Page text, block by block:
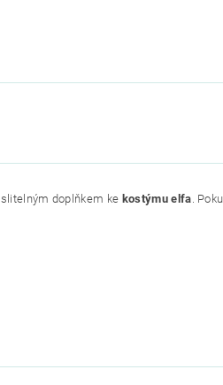
doplňkem ke kostýmu elfa.